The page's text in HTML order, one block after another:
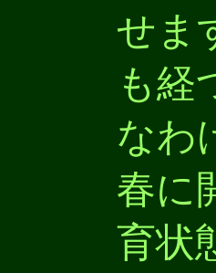
せま
も経
なわ
春に
育状